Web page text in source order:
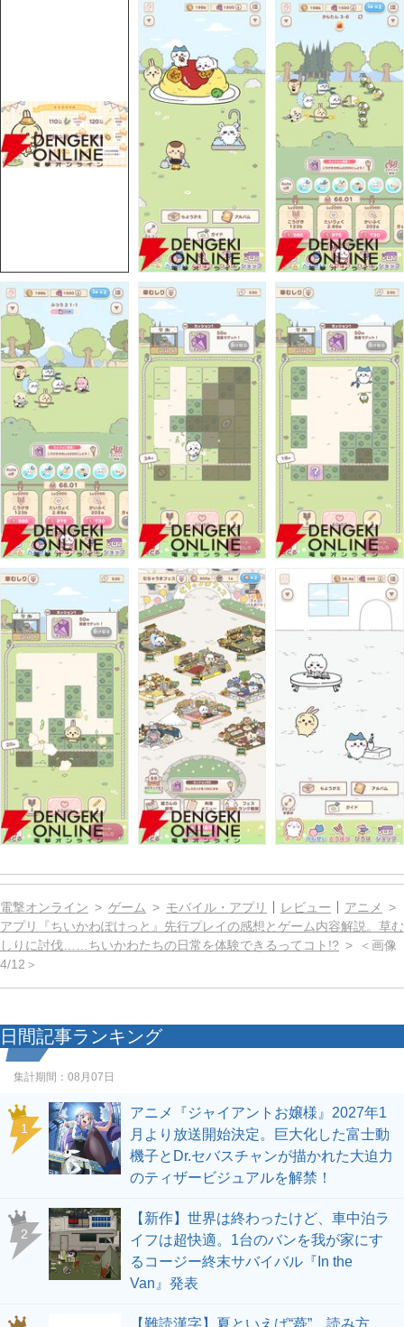
電撃オンライン ゲーム モバイル・アプリ レビュー
アニメ
アプリ『ちいかわぽけっと』先行プレイの感想とゲーム内容解説。草む
しりに討伐……ちいかわたちの日常を体験できるってコト!?
＜画像
4/12＞
日間記事ランキング
集計期間： 08月07日
1
アニメ『ジャイアントお嬢様』2027年1
月より放送開始決定。巨大化した富士動
機子とDr.セバスチャンが描かれた大迫力
のティザービジュアルを解禁！
2
【新作】世界は終わったけど、車中泊ラ
イフは超快適。1台のバンを我が家にす
るコージー終末サバイバル『In the
Van』発表
【難読漢字】夏といえば“蕣”。読み方